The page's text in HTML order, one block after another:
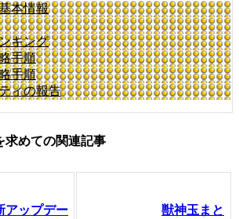
本情報
キング
手順
手順
ィの報告
求めての関連記事
アップデー
獣神玉まと